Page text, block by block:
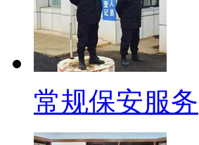
常规保安服务